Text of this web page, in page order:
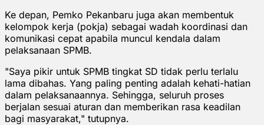
Ke depan, Pemko Pekanbaru juga akan membentuk
kelompok kerja (pokja) sebagai wadah koordinasi dan
komunikasi cepat apabila muncul kendala dalam
pelaksanaan SPMB.
"Saya pikir untuk SPMB tingkat SD tidak perlu terlalu
lama dibahas. Yang paling penting adalah kehati-hatian
dalam pelaksanaannya. Sehingga, seluruh proses
berjalan sesuai aturan dan memberikan rasa keadilan
bagi masyarakat," tutupnya.